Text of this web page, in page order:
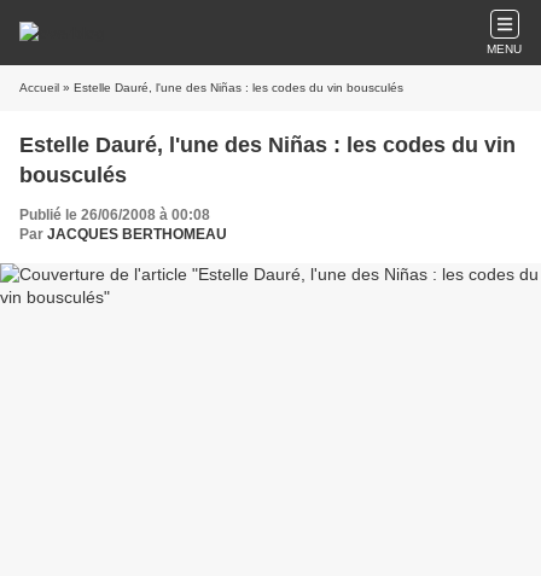
MENU
Accueil » Estelle Dauré, l'une des Niñas : les codes du vin bousculés
Estelle Dauré, l'une des Niñas : les codes du vin
bousculés
Publié le 26/06/2008 à 00:08
Par JACQUES BERTHOMEAU